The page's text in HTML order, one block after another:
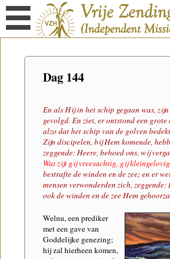
Dag 144
En als Hij in het schip gegaan was, zijn
gevolgd. En ziet, er ontstond een
alzo dat het schip van de golven
Zijn discipelen, bij Hem komende,
zeggende: Heere, behoed ons, wij
Wat zijt gij vreesachtig, gij
bestrafte de winden en de zee; en er
mensen verwonderden zich,
ook de winden en de zee Hem
Welnu, een prediker
met een gave van
Goddelijke genezing;
hij zal hierheen komen,